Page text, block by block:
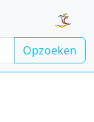
Opzoeken